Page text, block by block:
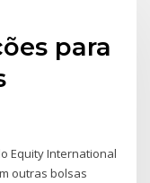
para
Equity International
outras bolsas